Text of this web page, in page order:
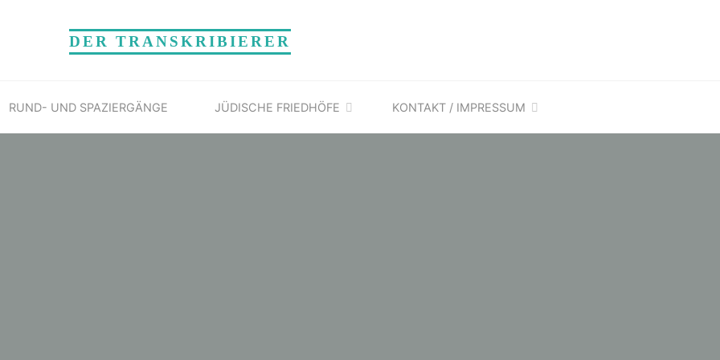
DER TRANSKRIBIERER
RUND- UND SPAZIERGÄNGE JÜDISCHE FRIEDHÖFE KONTAKT / IMPRESSUM